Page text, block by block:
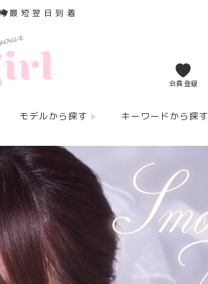
最短翌日到着
会員登録
モデルから探す キーワードから探す